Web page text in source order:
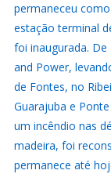
permaneceu
estação terminal
foi inaugurada. De
and Power,
de Fontes, no
Guarajuba e
um incêndio nas
madeira, foi
permanece até